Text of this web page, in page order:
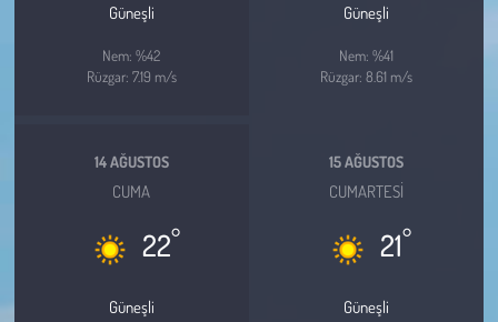
Güneşli
Nem: %42
Rüzgar: 7.19 m/s
Güneşli
Nem: %41
Rüzgar: 8.61 m/s
14 AĞUSTOS
CUMA
22°
Güneşli
15 AĞUSTOS
CUMARTESI
21°
Güneşli